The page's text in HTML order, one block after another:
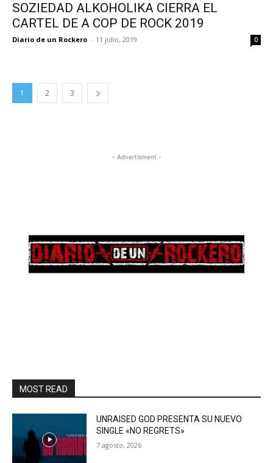
SOZIEDAD ALKOHOLIKA CIERRA EL
CARTEL DE A COP DE ROCK 2019
Diario de un Rockero - 11 julio, 2019 0
1 2 3
- Advertisment -
MOST READ
UNRAISED GOD PRESENTA SU NUEVO
SINGLE «NO REGRETS»
7 agosto, 2026